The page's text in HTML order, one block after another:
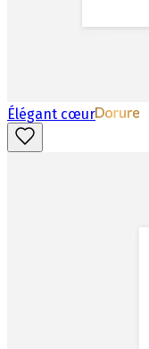
Élégant cœur